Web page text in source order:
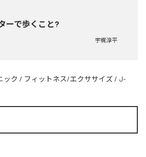
ーで歩くこと?
宇梶淳平
ック / フィットネス/エクササイズ / J-